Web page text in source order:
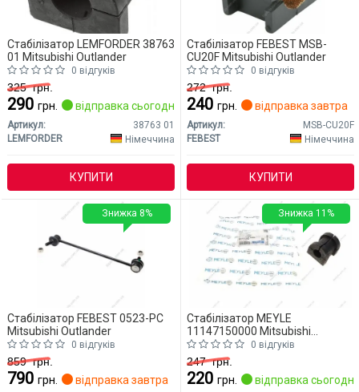
Стабілізатор LEMFORDER 38763
01 Mitsubishi Outlander
0 відгуків
325грн.
290 грн. відправка сьогодні
Артикул:
38763 01
LEMFORDER
Німеччина
КУПИТИ
Стабілізатор FEBEST MSB-
CU20F Mitsubishi Outlander
0 відгуків
272грн.
240 грн. відправка завтра
Артикул:
MSB-CU20F
FEBEST
Німеччина
КУПИТИ
Стабілізатор FEBEST 0523-PC
Mitsubishi Outlander
0 відгуків
859грн.
790 грн. відправка завтра
Знижка 8%
Стабілізатор MEYLE
11147150000 Mitsubishi
Outlander
0 відгуків
247грн.
220 грн. відправка сьогодні
Знижка 11%